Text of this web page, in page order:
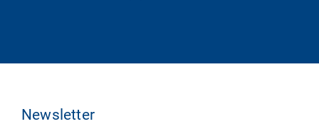
Newsletter